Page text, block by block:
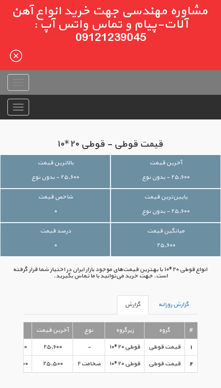
مشاوره مهندسی جهت خرید انواع آهن
آلات-پیام و تماس واتس آپ :
09121239045
قیمت قوطی - قوطی ۲۰*۱۰
آخرین قیمت
۲۵,۶۰۰ - بدون نوع
بالاترین قیمت
۲۵,۶۰۰ - بدون نوع
پایین‌ترین قیمت
۲۵,۶۰۰ - بدون نوع
شاخص قیمت
۰
میانگین قیمت
۲۵,۶۰۰
درصد قیمت
۰
انواع قوطی ۲۰*۱۰ با بهترین قیمت‌های موجود بازار ایران در اختیار شما قرار گرفته
است. جهت خرید می‌توانید با ما تماس بگیرید.
گزارش روزانه گزارش
# گروه زیرگروه نوع آخرین قیمت
1
قیمت قوطی قوطی ۲۰*۱۰ - ۲۵,۶۰۰
۱۰:۰۳:۰۰ - ۱۳۹۵/۰۹/۱۵
2
قیمت قوطی قوطی ۲۰*۱۰ ضخامت ۲ ۲۵,۵۰۰ ۱۳:۴۱:۰۰ - ۱۳۹۵/۰۸/۰۳